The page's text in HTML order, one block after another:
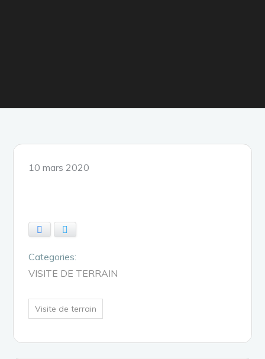
Posted
10 mars 2020
Categories:
VISITE DE TERRAIN
Visite de terrain